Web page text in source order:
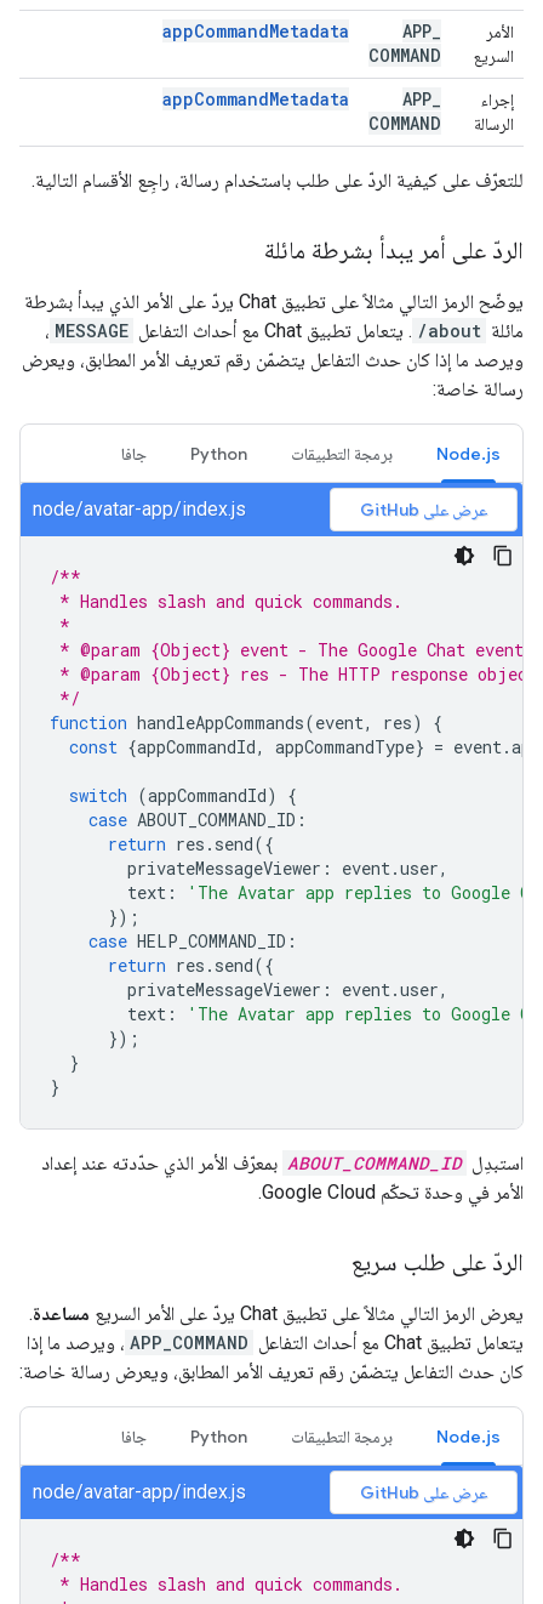
الأمر
السريع
APP
COMMAND
appCommandMetadata
إجراء
الرسالة
APP
COMMAND
appCommandMetadata
للتعرّف على كيفية الردّ على طلب باستخدام رسالة، راجِع الأقسام التالية.
الردّ على أمر يبدأ بشرطة مائلة
يوضّح الرمز التالي مثالاً على تطبيق Chat يردّ على الأمر الذي يبدأ بشرطة
مائلة /about . يتعامل تطبيق Chat مع أحداث التفاعل MESSAGE ،
ويرصد ما إذا كان حدث التفاعل يتضمّن رقم تعريف الأمر المطابق، ويعرض
رسالة خاصة:
Node.js برمجة التطبيقات Python جافا
node/avatar-app/index.js عرض على GitHub
/**
* Handles slash and quick commands.
*
* @param {Object} event - The Google Chat event.
* @param {Object} res - The HTTP response
*/
function handleAppCommands(event, res)
{
const {appCommandId, appCommandType} = event.
switch (appCommandId)
{
case ABOUT_COMMAND_ID :
return res . send({
privateMessageViewer : event.user,
text :
'The Avatar app replies to Google
});
case HELP_COMMAND_ID :
return res . send({
privateMessageViewer : event.user,
text :
'The Avatar app replies to Google
});
}
}
استبدِل ABOUT_COMMAND_ID بمعرّف الأمر الذي حدّدته عند إعداد
الأمر في وحدة تحكّم Google Cloud.
الردّ على طلب سريع
يعرض الرمز التالي مثالاً على تطبيق Chat يردّ على الأمر السريع مساعدة.
يتعامل تطبيق Chat مع أحداث التفاعل
APP_COMMAND ، ويرصد ما إذا
كان حدث التفاعل يتضمّن رقم تعريف الأمر المطابق، ويعرض رسالة خاصة:
Node.js برمجة التطبيقات Python جافا
node/avatar-app/index.js عرض على GitHub
/**
* Handles slash and quick commands.